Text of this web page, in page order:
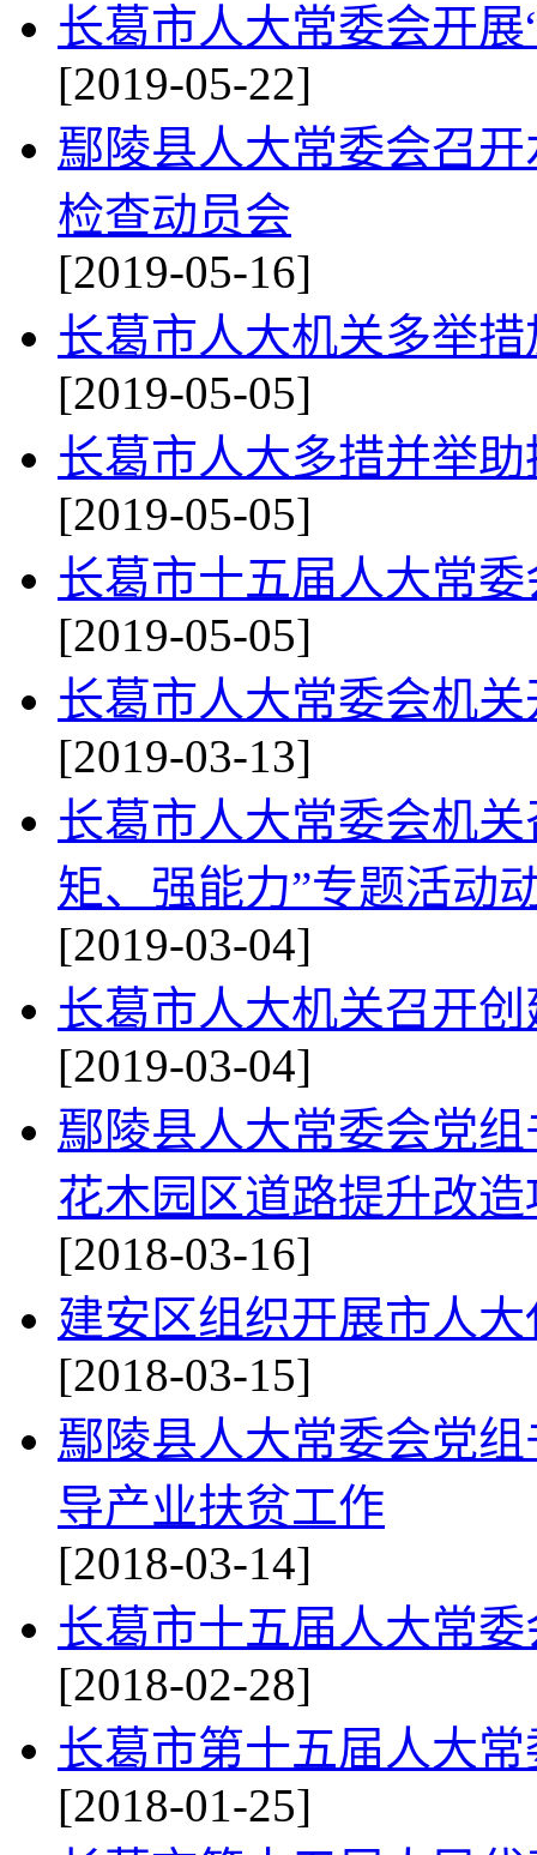
长葛市人大常委会开
[2019-05-22]
鄢陵县人大常委会召
检查动员会
[2019-05-16]
长葛市人大机关多举
[2019-05-05]
长葛市人大多措并举
[2019-05-05]
长葛市十五届人大常
[2019-05-05]
长葛市人大常委会机
[2019-03-13]
长葛市人大常委会机
矩、强能力”专题活动
[2019-03-04]
长葛市人大机关召开
[2019-03-04]
鄢陵县人大常委会党
花木园区道路提升改
[2018-03-16]
建安区组织开展市人
[2018-03-15]
鄢陵县人大常委会党
导产业扶贫工作
[2018-03-14]
长葛市十五届人大常
[2018-02-28]
长葛市第十五届人大
[2018-01-25]